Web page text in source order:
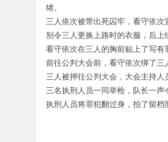
绪。
三人依次被带出死囚牢，看守依
别令三人更换上路时的衣服，后上
看守依次在三人的胸前贴上了写有
前往公判大会前，看守依次绑了三
三人被押往公判大会，大会主持人
三名执刑人员一同举枪，队长一声
执刑人员将罪犯翻过身，拍了留档